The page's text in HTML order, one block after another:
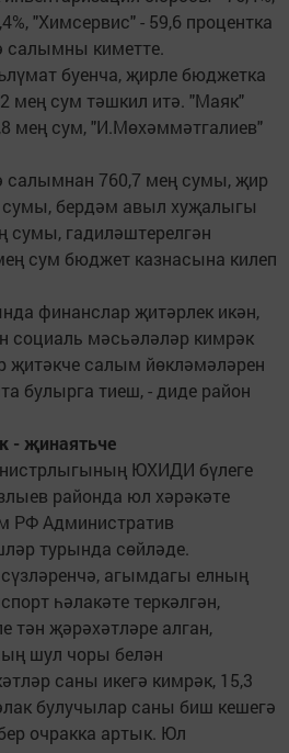
"Химсервис" - 59,6 процентка
салымны киметте.
буенча, җирле бюджетка
мең сум тәшкил итә. "Маяк"
мең сум, "И.Мөхәммәтгалиев"
салымнан 760,7 мең сумы, җир
бердәм авыл хуҗалыгы
гадиләштерелгән
сум бюджет казнасына килеп
финанслар җитәрлек икән,
социаль мәсьәләләр кимрәк
җитәкче салым йөкләмәләрен
булырга тиеш, - диде район
- җинаятьче
ЮХИДИ бүлеге
районда юл хәрәкәте
РФ Административ
турында сөйләде.
агымдагы елның
һәлакәте теркәлгән,
тән җәрәхәтләре алган,
шул чоры белән
саны икегә кимрәк, 15,3
булучылар саны биш кешегә
очракка артык. Юл